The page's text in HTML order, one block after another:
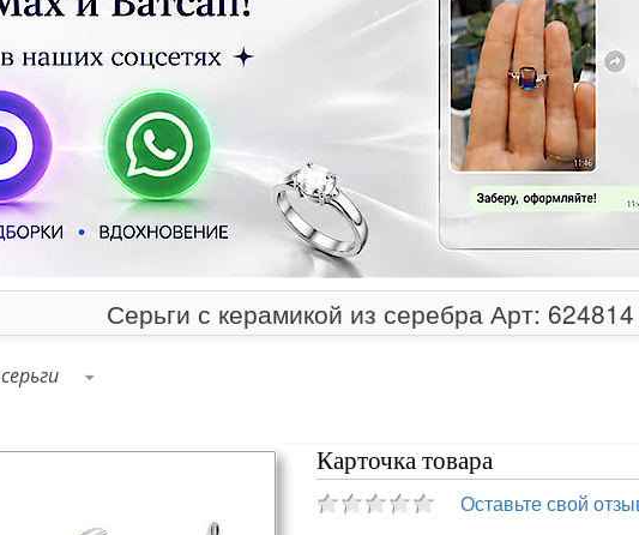
Серьги с керамикой из серебра Арт: 624814
серьги
Карточка товара
Оставьте свой